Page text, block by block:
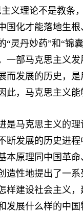
义理论不是教条
国化才能落地生
“灵丹妙药”和“锦
一部马克思主义
而发展的历史，
此，马克思主义
马克思主义的理
断发展的历史进
本原理同中国革
造性地提出了一
样建设社会主义
发展什么样的中